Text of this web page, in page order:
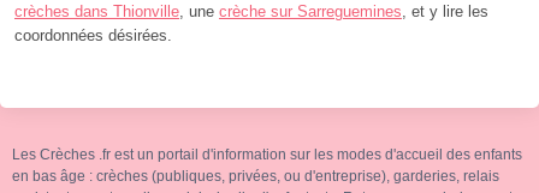
crèches dans Thionville , une crèche sur Sarreguemines , et y lire les
coordonnées désirées.
Les Crèches .fr est un portail d'information sur les modes d'accueil des enfants
en bas âge : crèches (publiques, privées, ou d'entreprise), garderies, relais